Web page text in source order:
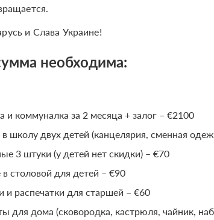
и Слава Украине!
необходима:
и коммуналка за 2 месяца + залог – €2100
школу двух детей (канцелярия, сменная
3 штуки (у детей нет скидки) – €70
столовой для детей – €90
и распечатки для старшей – €60
для дома (сковородка, кастрюля, чайник,